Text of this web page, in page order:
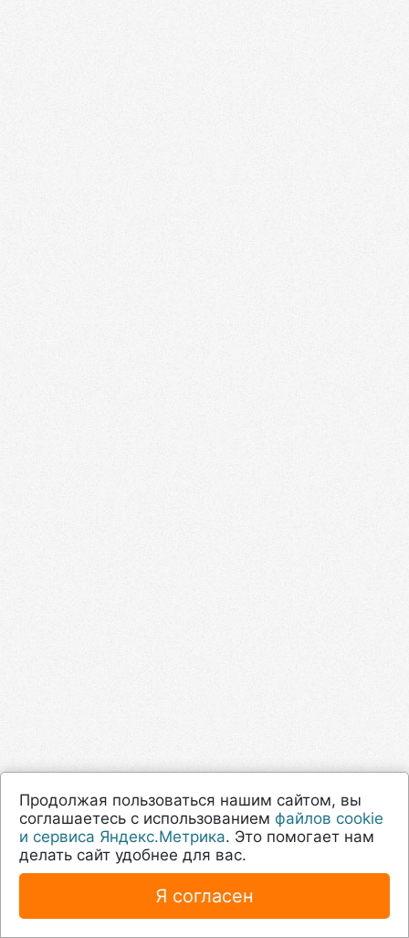
Продолжая пользоваться нашим сайтом, вы
соглашаетесь с использованием файлов cookie
и сервиса Яндекс.Метрика. Это помогает нам
делать сайт удобнее для вас.
Я согласен